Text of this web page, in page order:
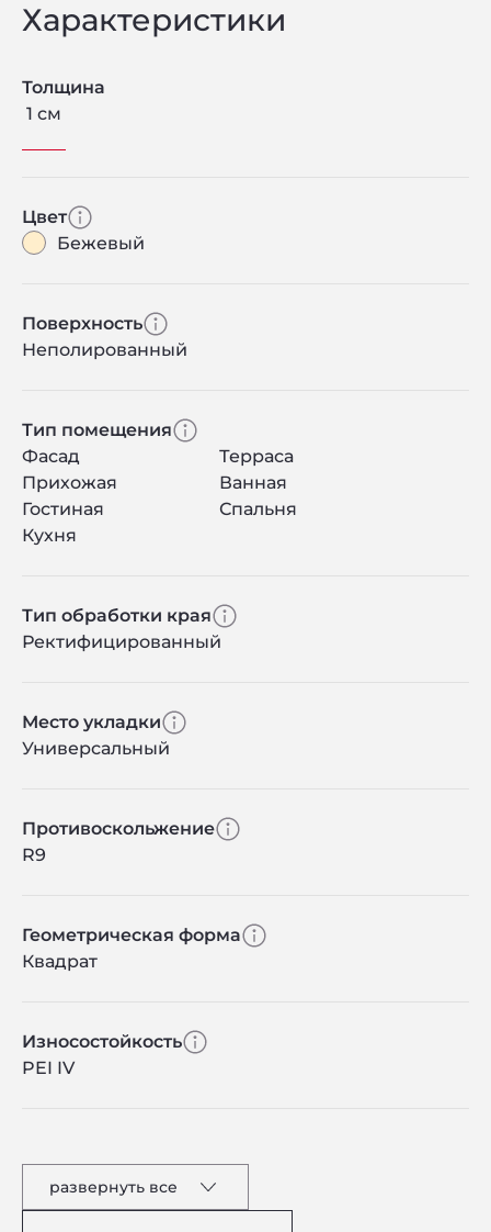
Характеристики
Толщина
1 см
Цвет
Бежевый
Поверхность
Неполированный
Тип помещения
Фасад
Терраса
Прихожая
Ванная
Гостиная
Спальня
Кухня
Тип обработки края
Ректифицированный
Место укладки
Универсальный
Противоскольжение
R9
Геометрическая форма
Квадрат
Износостойкость
PEI IV
развернуть все